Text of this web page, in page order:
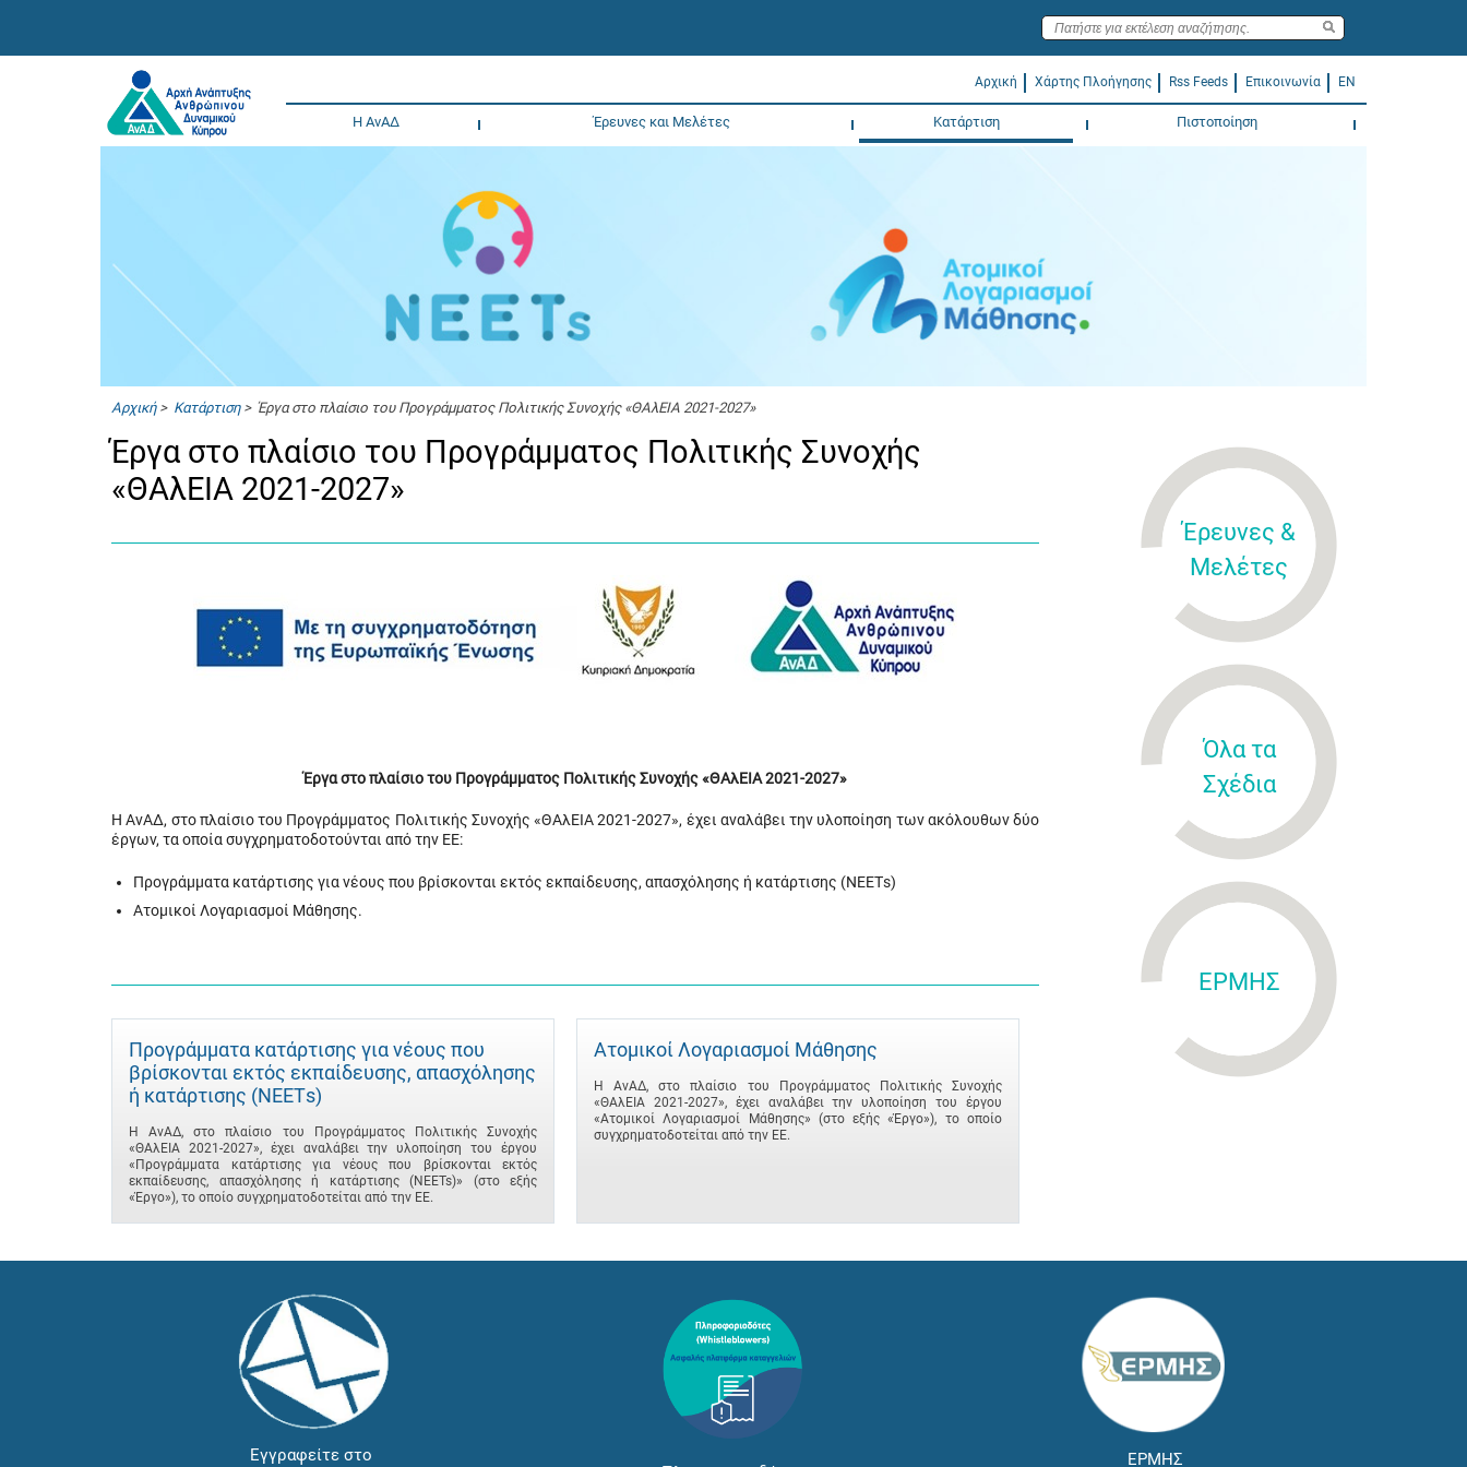
Αρχική Χάρτης Πλοήγησης Rss Feeds Επικοινωνία EN
Η ΑνΑΔ Έρευνες και Μελέτες Κατάρτιση Πιστοποίηση
Αρχική> Κατάρτιση> Έργα στο πλαίσιο του Προγράμματος Πολιτικής Συνοχής «ΘΑλΕΙΑ 2021-2027»
Έργα στο πλαίσιο του Προγράμματος Πολιτικής Συνοχής
«ΘΑλΕΙΑ 2021-2027»
Έργα στο πλαίσιο του Προγράμματος Πολιτικής Συνοχής «ΘΑλΕΙΑ 2021-2027»
Η ΑνΑΔ, στο πλαίσιο του Προγράμματος Πολιτικής Συνοχής «ΘΑλΕΙΑ 2021-2027», έχει αναλάβει την υλοποίηση των ακόλουθων δύο
έργων, τα οποία συγχρηματοδοτούνται από την ΕΕ:
Προγράμματα κατάρτισης για νέους που βρίσκονται εκτός εκπαίδευσης, απασχόλησης ή κατάρτισης (ΝΕΕΤs)
Ατομικοί Λογαριασμοί Μάθησης.
Προγράμματα κατάρτισης για νέους που
βρίσκονται εκτός εκπαίδευσης, απασχόλησης
ή κατάρτισης (ΝΕΕΤs)
Η ΑνΑΔ, στο πλαίσιο του Προγράμματος Πολιτικής Συνοχής
«ΘΑλΕΙΑ 2021-2027», έχει αναλάβει την υλοποίηση του έργου
«Προγράμματα κατάρτισης για νέους που βρίσκονται εκτός
εκπαίδευσης, απασχόλησης ή κατάρτισης (NEETs)» (στο εξής
«Έργο»), το οποίο συγχρηματοδοτείται από την ΕΕ.
Ατομικοί Λογαριασμοί Μάθησης
Η ΑνΑΔ, στο πλαίσιο του Προγράμματος Πολιτικής Συνοχής
«ΘΑλΕΙΑ 2021-2027», έχει αναλάβει την υλοποίηση του έργου
«Ατομικοί Λογαριασμοί Μάθησης» (στο εξής «Έργο»), το οποίο
συγχρηματοδοτείται από την ΕΕ.
Έρευνες &
Μελέτες
Όλα τα
Σχέδια
ΕΡΜΗΣ
Εγγραφείτε στο
ΕΡΜΗΣ